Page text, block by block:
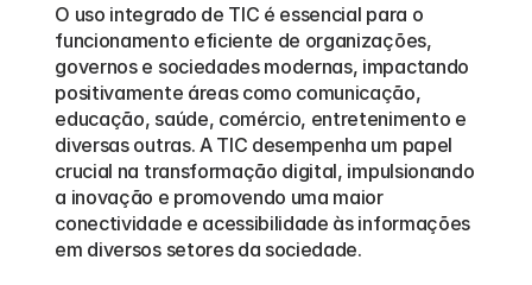
O uso integrado de TIC é essencial para o
funcionamento eficiente de organizações,
governos e sociedades modernas, impactando
positivamente áreas como comunicação,
educação, saúde, comércio, entretenimento e
diversas outras. A TIC desempenha um papel
crucial na transformação digital, impulsionando
a inovação e promovendo uma maior
conectividade e acessibilidade às informações
em diversos setores da sociedade.